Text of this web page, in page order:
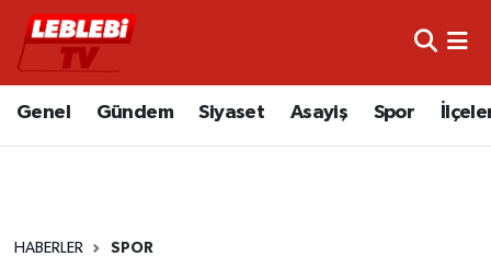
Genel Gündem Siyaset Asayiş Spor
HABERLER SPOR
Hava Durumu
Süper Lig Puan Durumu ve Fikstür